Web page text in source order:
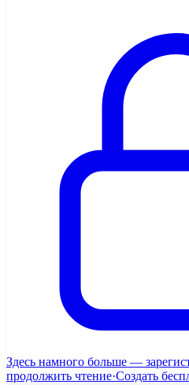
Здесь намного больше —
продолжить чтение·Создать